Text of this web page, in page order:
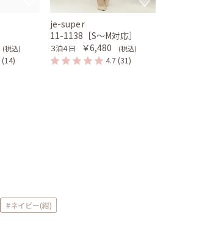
(税込)
(14)
je-super
11-1138［S〜M対応］
３泊４日 ￥6,480 (税込)
4.7 (31)
#ネイビー(紺)